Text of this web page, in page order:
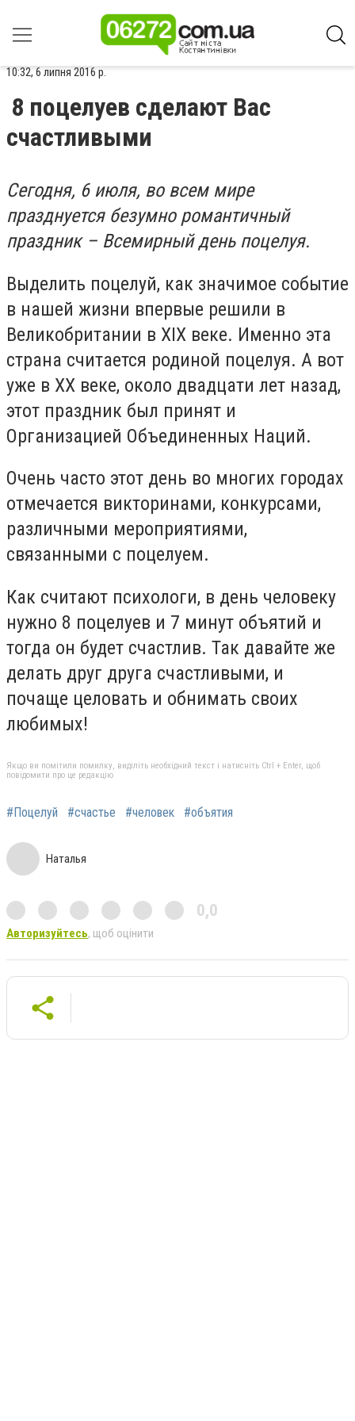
10:32, 6 липня 2016 р.
8 поцелуев сделают Вас
счастливыми
Сегодня, 6 июля, во всем мире
празднуется безумно романтичный
праздник – Всемирный день поцелуя.
Выделить поцелуй, как значимое событие
в нашей жизни впервые решили в
Великобритании в ХІХ веке. Именно эта
страна считается родиной поцелуя. А вот
уже в ХХ веке, около двадцати лет назад,
этот праздник был принят и
Организацией Объединенных Наций.
Очень часто этот день во многих городах
отмечается викторинами, конкурсами,
различными мероприятиями,
связанными с поцелуем.
Как считают психологи, в день человеку
нужно 8 поцелуев и 7 минут объятий и
тогда он будет счастлив. Так давайте же
делать друг друга счастливыми, и
почаще целовать и обнимать своих
любимых!
Якщо ви помітили помилку, виділіть необхідний текст і натисніть Ctrl + Enter, щоб
повідомити про це редакцію
#Поцелуй #счастье #человек #объятия
Наталья
0,0
Авторизуйтесь, щоб оцінити